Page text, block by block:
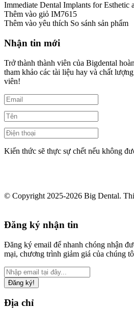
Immediate Dental Implants for Esthetic
Thêm vào giỏ IM7615
Thêm vào yêu thích So sánh sản phẩm
Nhận tin mới
Trở thành thành viên của Bigdental
tham khảo các tài liệu hay và chất
viên!
Kiến thức sẽ thực sự chết nếu không
© Copyright 2025-2026 Big Dental.
Đăng ký nhận tin
Đăng ký email để nhanh chóng nhận
mại, chương trình giảm giá của chúng
Đăng ký!
Địa chỉ